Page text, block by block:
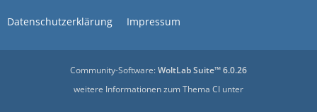
Datenschutzerklärung Impressum
Community-Software:WoltLab Suite™ 6.0.26
weitere Informationen zum Thema CI unter